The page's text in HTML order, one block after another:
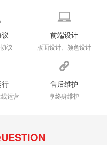
议
前端设计
版面设计、颜色设计
行
运营
售后维护
享终身维护